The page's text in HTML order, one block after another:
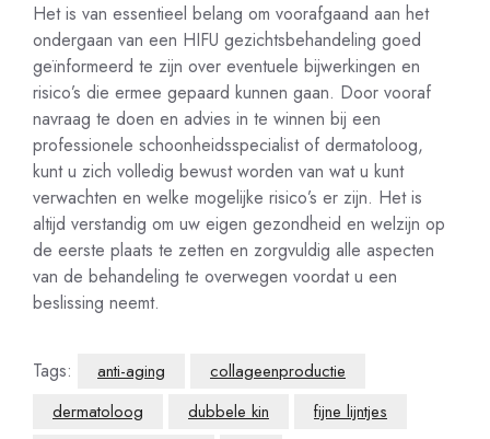
Het is van essentieel belang om voorafgaand aan het
ondergaan van een HIFU gezichtsbehandeling goed
geïnformeerd te zijn over eventuele bijwerkingen en
risico’s die ermee gepaard kunnen gaan. Door vooraf
navraag te doen en advies in te winnen bij een
professionele schoonheidsspecialist of dermatoloog,
kunt u zich volledig bewust worden van wat u kunt
verwachten en welke mogelijke risico’s er zijn. Het is
altijd verstandig om uw eigen gezondheid en welzijn op
de eerste plaats te zetten en zorgvuldig alle aspecten
van de behandeling te overwegen voordat u een
beslissing neemt.
Tags: anti-aging
collageenproductie
dermatoloog
dubbele kin
fijne lijntjes